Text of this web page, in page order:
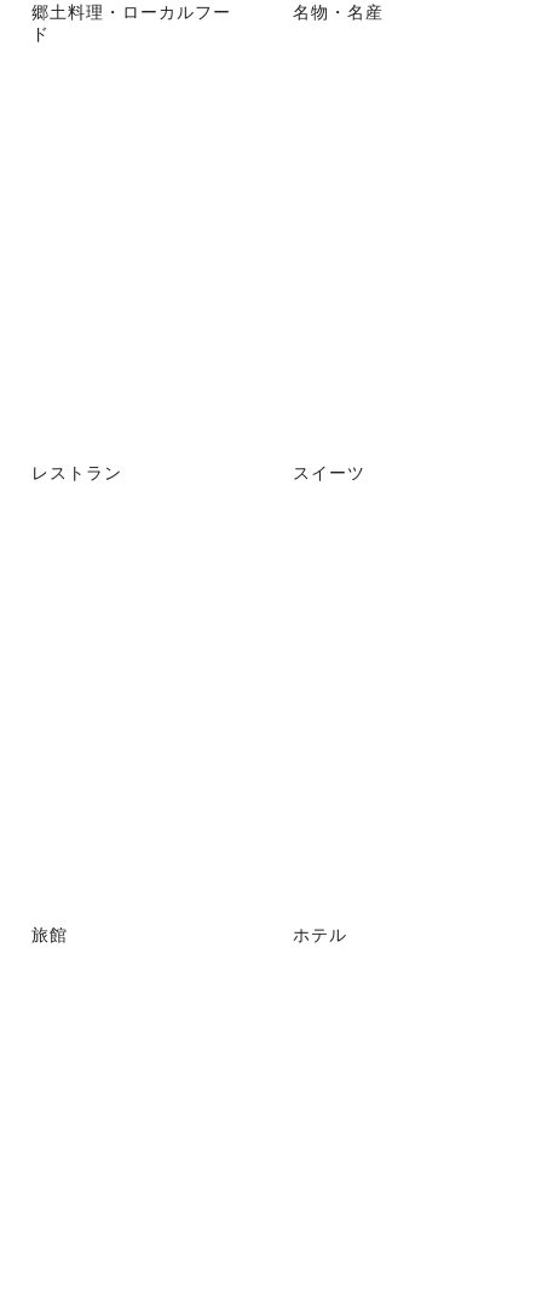
郷土料理・ローカルフー
ド
名物・名産
レストラン スイーツ
旅館 ホテル